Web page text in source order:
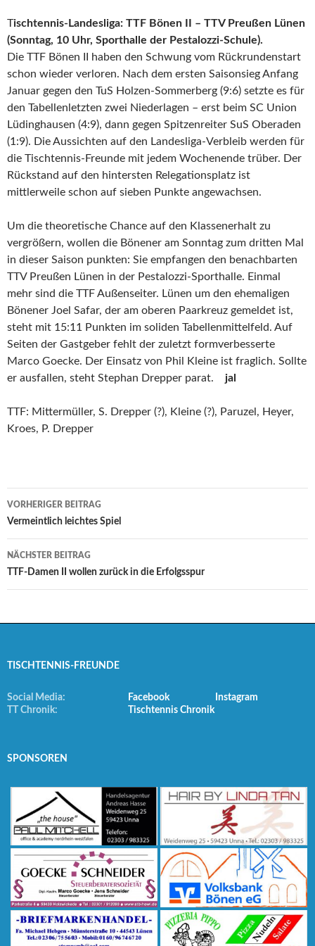
Tischtennis-Landesliga: TTF Bönen II – TTV Preußen Lünen
(Sonntag, 10 Uhr, Sporthalle der Pestalozzi-Schule).
Die TTF Bönen II haben den Schwung vom Rückrundenstart
schon wieder verloren. Nach dem ersten Saisonsieg Anfang
Januar gegen den TuS Holzen-Sommerberg (9:6) setzte es für
den Tabellenletzten zwei Niederlagen – erst beim SC Union
Lüdinghausen (4:9), dann gegen Spitzenreiter SuS Oberaden
(1:9). Die Aussichten auf den Landesliga-Verbleib werden für
die Tischtennis-Freunde mit jedem Wochenende trüber. Der
Rückstand auf den hintersten Relegationsplatz ist
mittlerweile schon auf sieben Punkte angewachsen.
Um die theoretische Chance auf den Klassenerhalt zu
vergrößern, wollen die Bönener am Sonntag zum dritten Mal
in dieser Saison punkten: Sie empfangen den benachbarten
TTV Preußen Lünen in der Pestalozzi-Sporthalle. Einmal
mehr sind die TTF Außenseiter. Lünen um den ehemaligen
Bönener Joel Safar, der am oberen Paarkreuz gemeldet ist,
steht mit 15:11 Punkten im soliden Tabellenmittelfeld. Auf
Seiten der Gastgeber fehlt der zuletzt formverbesserte
Marco Goecke. Der Einsatz von Phil Kleine ist fraglich. Sollte
er ausfallen, steht Stephan Drepper parat. jal
TTF: Mittermüller, S. Drepper (?), Kleine (?), Paruzel, Heyer,
Kroes, P. Drepper
Beitrags-
Navigation
VORHERIGER BEITRAG
Vermeintlich leichtes Spiel
NÄCHSTER BEITRAG
TTF-Damen II wollen zurück in die Erfolgsspur
TISCHTENNIS-FREUNDE
Social Media: Facebook
Instagram
TT Chronik:
Tischtennis Chronik
SPONSOREN